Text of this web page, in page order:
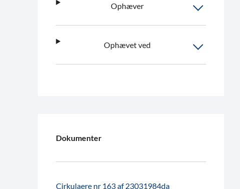
Ophæver
Ophævet ved
Dokumenter
Cirkulaere nr 163 af 23031984da